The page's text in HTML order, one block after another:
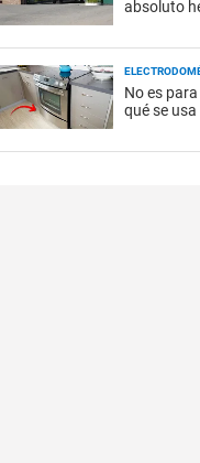
absoluto
No es
qué se